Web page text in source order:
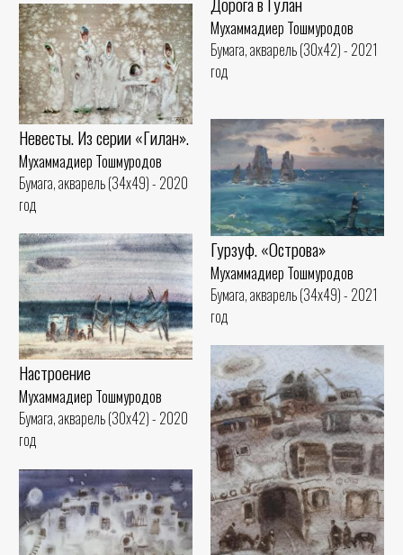
Мухаммадиер Тошмуродов
Бумага, акварель (30x42) - 2021
год
Невесты. Из серии «Гилан».
Мухаммадиер Тошмуродов
Бумага, акварель (34x49) - 2020
год
Гурзуф. «Острова»
Мухаммадиер Тошмуродов
Бумага, акварель (34x49) - 2021
год
Настроение
Мухаммадиер Тошмуродов
Бумага, акварель (30x42) - 2020
год